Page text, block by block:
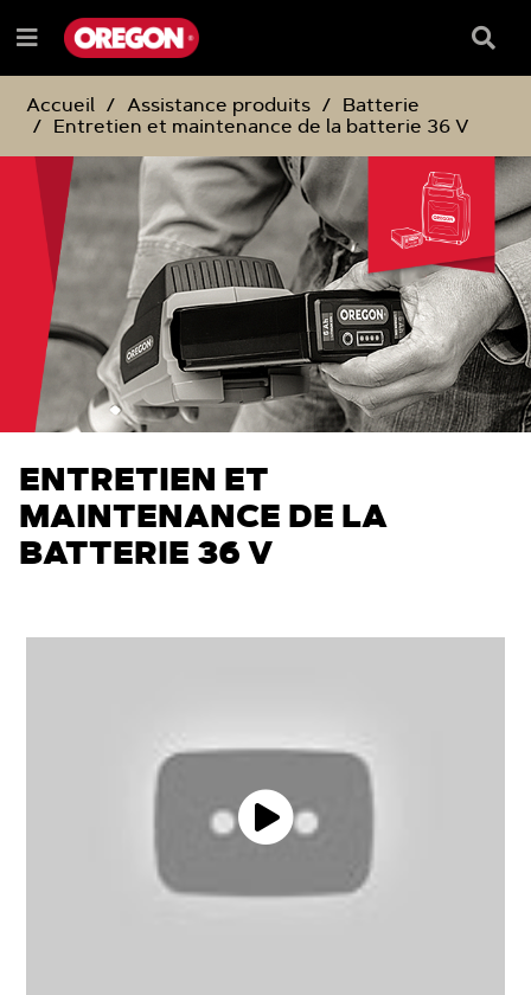
PASSER
AU
CONTENU
PASSER
AU
DE
NAVIGATION
Menu
Barre
de
Accueil
Assistance produits
Batterie
Entretien et maintenance de la batterie 36 V
ENTRETIEN ET
MAINTENANCE DE LA
BATTERIE 36 V